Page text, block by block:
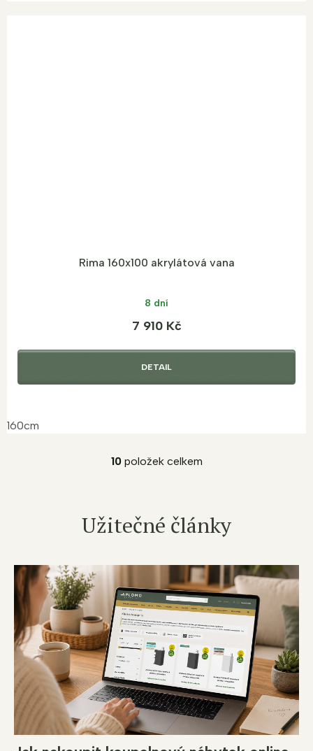
Rima 160x100 akrylátová vana
8 dní
7 910 Kč
DETAIL
160cm
O
d
a
r
v
k
y
v
ý
p
i
s
u
10položek celkem
Užitečné články